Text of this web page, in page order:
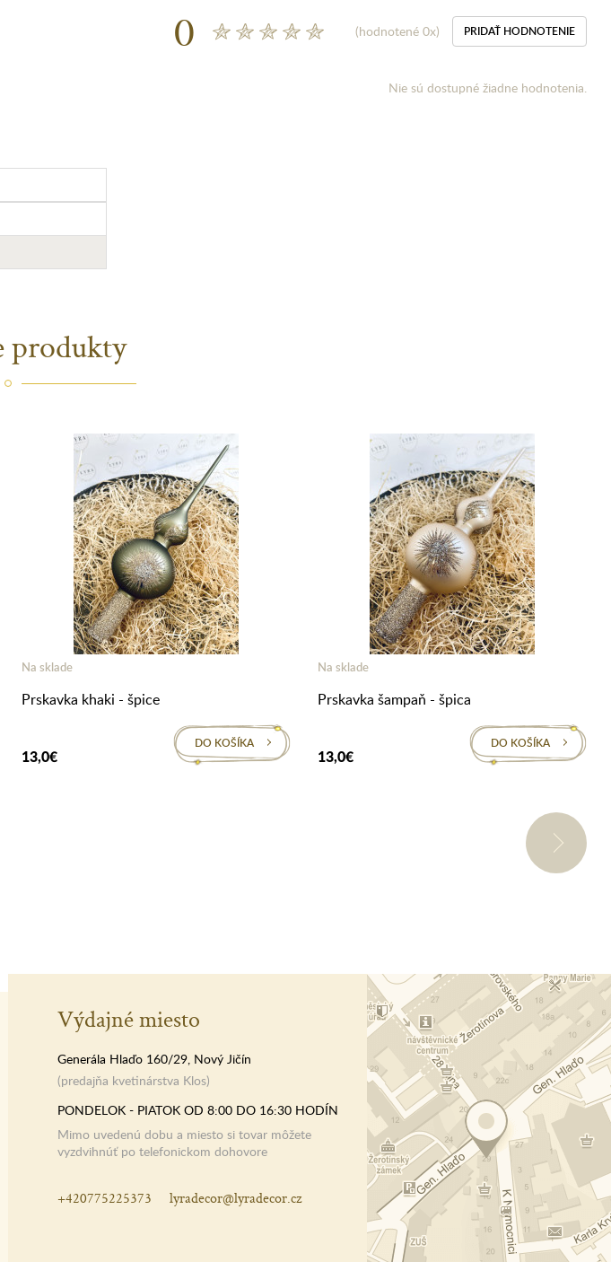
0 (hodnotené 0x) PRIDAŤ HODNOTENIE
Nie sú dostupné žiadne hodnotenia.
produkty
Na sklade
Prskavka khaki - špice
13,0€
DO KOŠÍKA
Na sklade
Prskavka šampaň - špica
13,0€
DO KOŠÍKA
Výdajné miesto
Generála Hlaďo 160/29, Nový Jičín
(predajňa kvetinárstva Klos)
PONDELOK - PIATOK OD 8:00 DO 16:30 HODÍN
Mimo uvedenú dobu a miesto si tovar môžete
vyzdvihnúť po telefonickom dohovore
+420775225373 lyradecor@lyradecor.cz